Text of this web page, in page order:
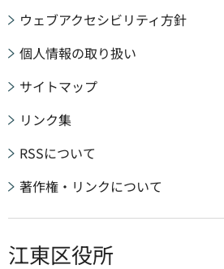
ウェブアクセシビリティ方針
個人情報の取り扱い
サイトマップ
リンク集
RSSについて
著作権・リンクについて
江東区役所